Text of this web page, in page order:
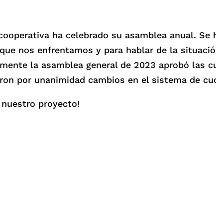
ha celebrado su asamblea anual. Se
nos enfrentamos y para hablar de la
la asamblea general de 2023 aprobó las
por unanimidad cambios en el sistema de
proyecto!